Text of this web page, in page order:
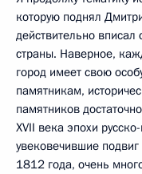
которую поднял
действительно
страны. Наверное,
город имеет свою
памятникам,
памятников
XVII века эпохи
увековечившие
1812 года, очень